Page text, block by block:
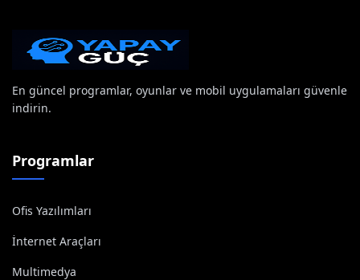
En güncel programlar, oyunlar ve mobil uygulamaları güvenle
indirin.
Programlar
Ofis Yazılımları
İnternet Araçları
Multimedya